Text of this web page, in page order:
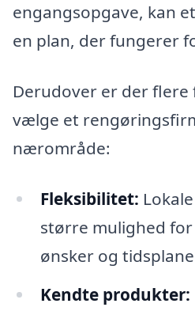
engangsopgave, kan
en plan, der fungerer
Derudover er der flere
vælge et
nærområde:
Fleksibilitet:
større mulighed
ønsker og
Kendte produkter: